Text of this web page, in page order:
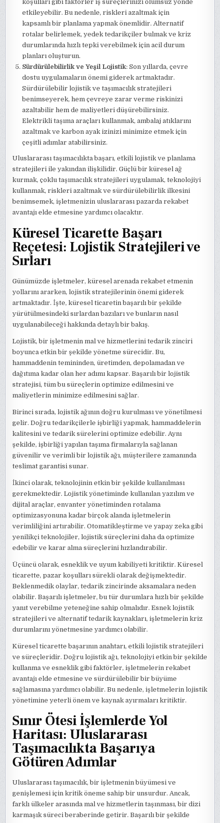
koşulları gibi faktörler iş süreçlerinizi olumsuz yönde
etkileyebilir. Bu nedenle, riskleri azaltmak için
kapsamlı bir planlama yapmak önemlidir. Alternatif
rotalar belirlemek, yedek tedarikçiler bulmak ve kriz
durumlarında hızlı tepki verebilmek için acil durum
planları oluşturun.
Sürdürülebilirlik ve Yeşil Lojistik: Son yıllarda, çevre
dostu uygulamaların önemi giderek artmaktadır.
Sürdürülebilir lojistik ve taşımacılık stratejileri
benimseyerek, hem çevreye zarar verme riskinizi
azaltabilir hem de maliyetleri düşürebilirsiniz.
Elektrikli taşıma araçları kullanmak, ambalaj atıklarını
azaltmak ve karbon ayak izinizi minimize etmek için
çeşitli adımlar atabilirsiniz.
Uluslararası taşımacılıkta başarı, etkili lojistik ve planlama
stratejileri ile yakından ilişkilidir. Güçlü bir küresel ağ
kurmak, çoklu taşımacılık stratejileri uygulamak, teknolojiyi
kullanmak, riskleri azaltmak ve sürdürülebilirlik ilkesini
benimsemek, işletmenizin uluslararası pazarda rekabet
avantajı elde etmesine yardımcı olacaktır.
Küresel Ticarette Başarı
Reçetesi: Lojistik Stratejileri ve
Sırları
Günümüzde işletmeler, küresel arenada rekabet etmenin
yollarını ararken, lojistik stratejilerinin önemi giderek
artmaktadır. İşte, küresel ticaretin başarılı bir şekilde
yürütülmesindeki sırlardan bazıları ve bunların nasıl
uygulanabileceği hakkında detaylı bir bakış.
Lojistik, bir işletmenin mal ve hizmetlerini tedarik zinciri
boyunca etkin bir şekilde yönetme sürecidir. Bu,
hammaddenin temininden, üretimden, depolamadan ve
dağıtıma kadar olan her adımı kapsar. Başarılı bir lojistik
stratejisi, tüm bu süreçlerin optimize edilmesini ve
maliyetlerin minimize edilmesini sağlar.
Birinci sırada, lojistik ağının doğru kurulması ve yönetilmesi
gelir. Doğru tedarikçilerle işbirliği yapmak, hammaddelerin
kalitesini ve tedarik sürelerini optimize edebilir. Aynı
şekilde, işbirliği yapılan taşıma firmalarıyla sağlanan
güvenilir ve verimli bir lojistik ağı, müşterilere zamanında
teslimat garantisi sunar.
İkinci olarak, teknolojinin etkin bir şekilde kullanılması
gerekmektedir. Lojistik yönetiminde kullanılan yazılım ve
dijital araçlar, envanter yönetiminden rotalama
optimizasyonuna kadar birçok alanda işletmelerin
verimliliğini artırabilir. Otomatikleştirme ve yapay zeka gibi
yenilikçi teknolojiler, lojistik süreçlerini daha da optimize
edebilir ve karar alma süreçlerini hızlandırabilir.
Üçüncü olarak, esneklik ve uyum kabiliyeti kritiktir. Küresel
ticarette, pazar koşulları sürekli olarak değişmektedir.
Beklenmedik olaylar, tedarik zincirinde aksamalara neden
olabilir. Başarılı işletmeler, bu tür durumlara hızlı bir şekilde
yanıt verebilme yeteneğine sahip olmalıdır. Esnek lojistik
stratejileri ve alternatif tedarik kaynakları, işletmelerin kriz
durumlarını yönetmesine yardımcı olabilir.
Küresel ticarette başarının anahtarı, etkili lojistik stratejileri
ve süreçleridir. Doğru lojistik ağı, teknolojiyi etkin bir şekilde
kullanma ve esneklik gibi faktörler, işletmelerin rekabet
avantajı elde etmesine ve sürdürülebilir bir büyüme
sağlamasına yardımcı olabilir. Bu nedenle, işletmelerin lojistik
yönetimine yeterli önem ve kaynak ayırmaları kritiktir.
Sınır Ötesi İşlemlerde Yol
Haritası: Uluslararası
Taşımacılıkta Başarıya
Götüren Adımlar
Uluslararası taşımacılık, bir işletmenin büyümesi ve
genişlemesi için kritik öneme sahip bir unsurdur. Ancak,
farklı ülkeler arasında mal ve hizmetlerin taşınması, bir dizi
karmaşık süreci beraberinde getirir. Başarılı bir şekilde